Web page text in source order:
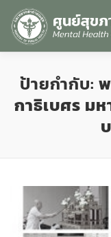
หน้าแรก เกี่ยว
ป้ายกำกับ:
กาธิเบศร ม